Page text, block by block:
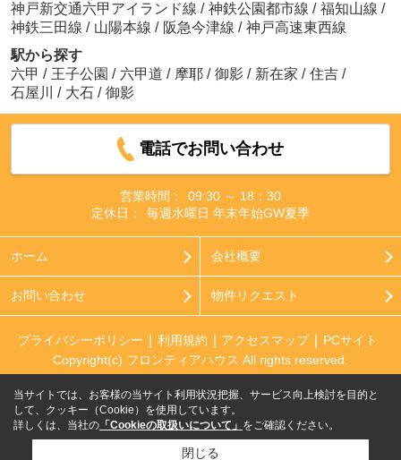
神戸新交通六甲アイランド線 / 神鉄公園都市線 / 福知山線 /
神鉄三田線 / 山陽本線 / 阪急今津線 / 神戸高速東西線
駅から探す
六甲 / 王子公園 / 六甲道 / 摩耶 / 御影 / 新在家 / 住吉 /
石屋川
/ 大石 / 御影
電話でお問い合わせ
営業時間：
09:30 ～ 18：30
定休日：
毎週水曜日 年末年始GW夏季
ホーム 会社概要
お問い合わせ 物件リクエスト
プライバシーポリシー 利用規約 アクセスマップ
PCサイト
Copyright(c) フロンティアハウス All rights reserved.
当サイトでは、お客様の当サイト利用状況把握、サービス向上検討を目的と
して、クッキー（Cookie）を使用しています。
詳しくは、当社の 「Cookieの取扱いについて」 をご確認ください。
閉じる